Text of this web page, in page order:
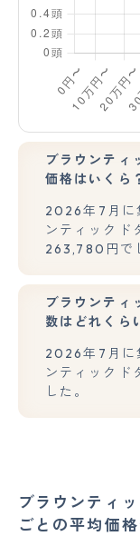
ブラウンティ
価格はいくら
2026年7月に
ンティックド
263,780円で
ブラウンティ
数はどれくら
2026年7月に
ンティックド
した。
ブラウンティ
ごとの平均価